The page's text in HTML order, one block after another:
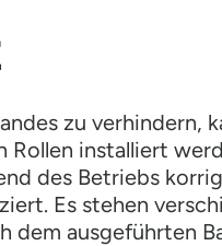
zu verhindern,
installiert
des Betriebs
Es stehen
dem ausgeführten